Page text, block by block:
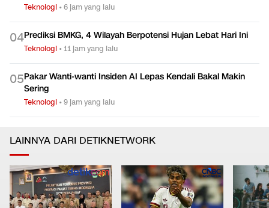
Teknologi •6 jam yang lalu
04Prediksi BMKG, 4 Wilayah Berpotensi Hujan Lebat Hari Ini
Teknologi •11 jam yang lalu
05Pakar Wanti-wanti Insiden AI Lepas Kendali Bakal Makin
Sering
Teknologi •9 jam yang lalu
LAINNYA DARI DETIKNETWORK